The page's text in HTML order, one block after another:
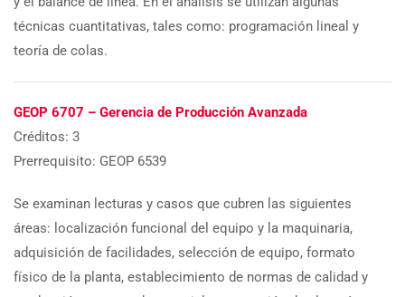
técnicas cuantitativas, tales como: programación lineal y
teoría de colas.
GEOP 6707 – Gerencia de Producción Avanzada
Créditos: 3
Prerrequisito: GEOP 6539
Se examinan lecturas y casos que cubren las siguientes
áreas: localización funcional del equipo y la maquinaria,
adquisición de facilidades, selección de equipo, formato
físico de la planta, establecimiento de normas de calidad y